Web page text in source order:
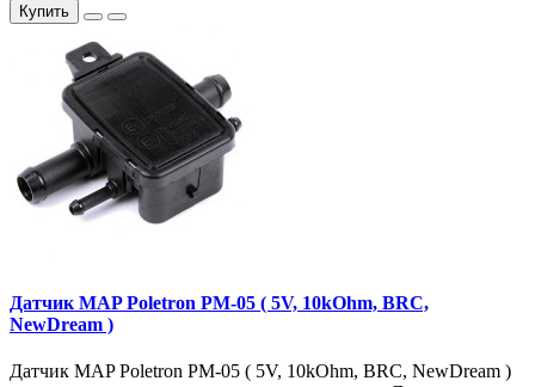
Купить
Датчик MAP Poletron PM-05 ( 5V, 10kOhm, BRC,
NewDream )
Датчик MAP Poletron PM-05 ( 5V, 10kOhm, BRC, NewDream )